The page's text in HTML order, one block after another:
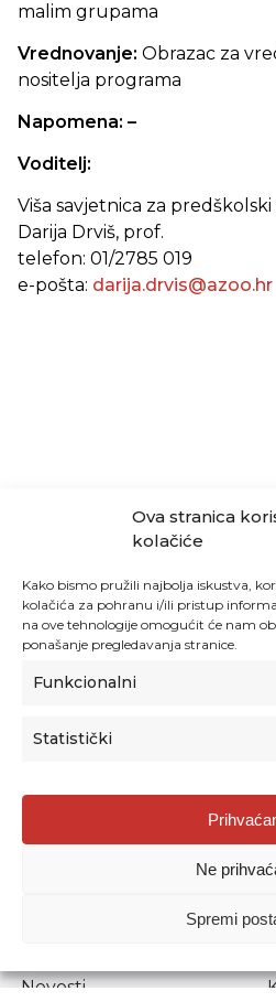
Ova stranica
kolačiće
Kako bismo pružili najbolja iskustva,
kolačića za pohranu i/ili pristup
na ove tehnologije omogućit će nam
ponašanje pregledavanja stranice.
Funkcionalni
Statistički
Ne
Spremi
malim grupama
Vrednovanje: Obrazac za
nositelja programa
Napomena: –
Voditelj:
Viša savjetnica za
Darija Drviš, prof.
telefon: 01/2785 019
e-pošta: darija.drvis@azoo.hr
Agencija za odgoj i obrazovanje
Donje Svetice 38, 10000 Zagreb
1778129
Prenošenje sadržaja dopušteno
Novosti